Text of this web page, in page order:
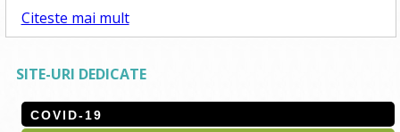
Citeste mai mult
SITE-URI DEDICATE
COVID-19